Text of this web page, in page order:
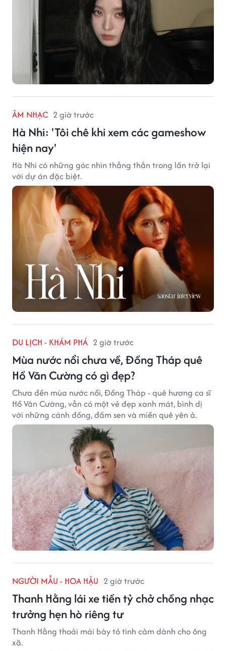
ÂM NHẠC 2 giờ trước
Hà Nhi: 'Tôi chê khi xem các gameshow
hiện nay'
Hà Nhi có những góc nhìn thẳng thắn trong lần trở lại
với dự án đặc biệt.
DU LỊCH - KHÁM PHÁ 2 giờ trước
Mùa nước nổi chưa về, Đồng Tháp quê
Hồ Văn Cường có gì đẹp?
Chưa đến mùa nước nổi, Đồng Tháp - quê hương ca sĩ
Hồ Văn Cường, vẫn có một vẻ đẹp xanh mát, bình dị
với những cánh đồng, đầm sen và miền quê yên ả.
NGƯỜI MẪU - HOA HẬU 2 giờ trước
Thanh Hằng lái xe tiền tỷ chở chồng nhạc
trưởng hẹn hò riêng tư
Thanh Hằng thoải mái bày tỏ tình cảm dành cho ông
xã.